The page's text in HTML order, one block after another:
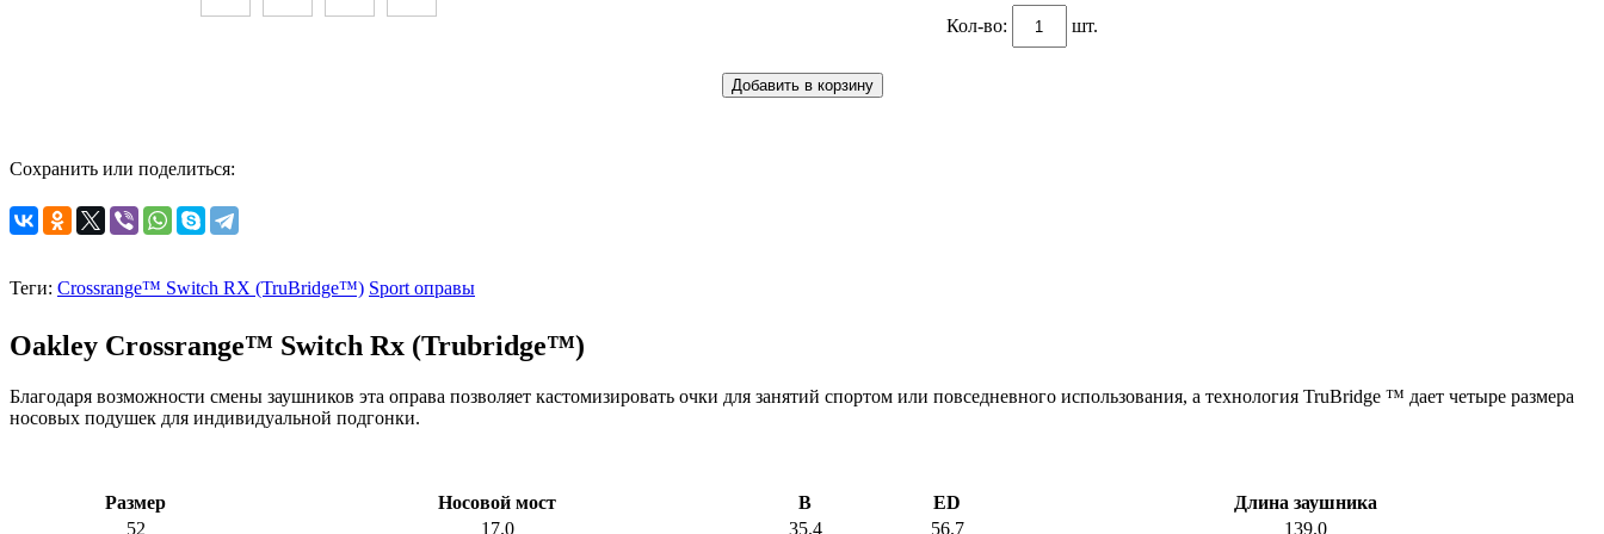
Кол-во: шт.
Сохранить или поделиться:
Теги: Crossrange™ Switch RX (TruBridge™) Sport оправы
Oakley Crossrange™ Switch Rx (Trubridge™)
Благодаря возможности смены заушников эта оправа позволяет кастомизировать очки для занятий спортом или повседневного использования, а технология TruBridge ™ дает четыре размера
носовых подушек для индивидуальной подгонки.
Размер Носовой мост B ED
Длина заушника
52
17.0 35.4 56.7
139.0